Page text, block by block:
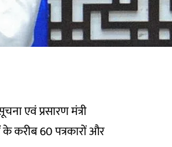
एवं प्रसारण मंत्री
करीब 60 पत्रकारों और